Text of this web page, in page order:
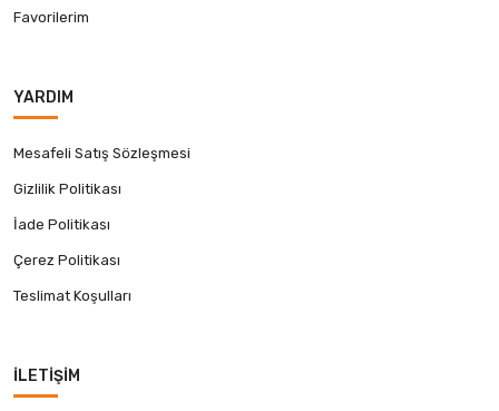
Favorilerim
YARDIM
Mesafeli Satış Sözleşmesi
Gizlilik Politikası
İade Politikası
Çerez Politikası
Teslimat Koşulları
İLETIŞIM